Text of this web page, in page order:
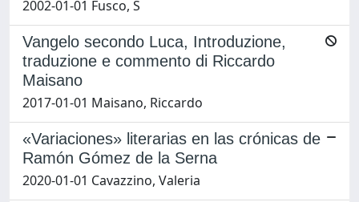
2002-01-01 Fusco, S
Vangelo secondo Luca, Introduzione,
traduzione e commento di Riccardo
Maisano
2017-01-01 Maisano, Riccardo
«Variaciones» literarias en las crónicas de
Ramón Gómez de la Serna
2020-01-01 Cavazzino, Valeria